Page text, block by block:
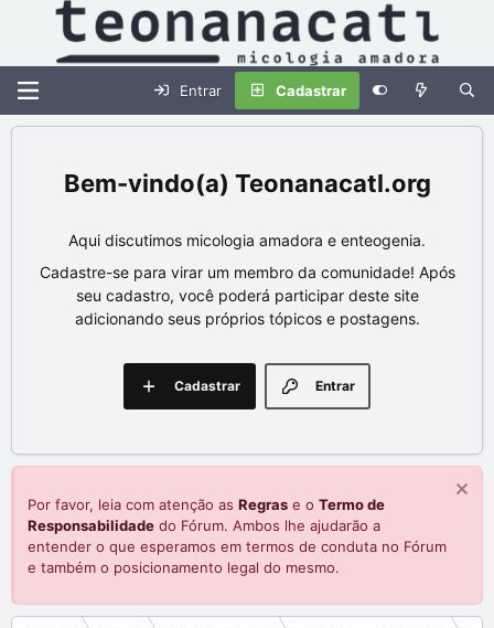
Entrar Cadastrar
Teonanacatl.org
Aqui discutimos micologia amadora e enteogenia.
Cadastre-se para virar um membro da comunidade! Após
seu cadastro, você poderá participar deste site
adicionando seus próprios tópicos e postagens.
Entrar
Cadastrar
Por favor, leia com atenção as Regras e o Termo de
Responsabilidade do Fórum. Ambos lhe ajudarão a
entender o que esperamos em termos de conduta no Fórum
e também o posicionamento legal do mesmo.